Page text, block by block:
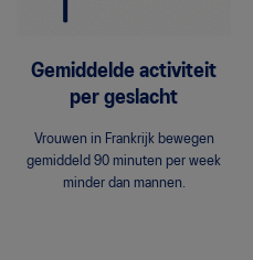
Gemiddelde activiteit
per geslacht
Vrouwen in Frankrijk bewegen
gemiddeld 90 minuten per week
minder dan mannen.